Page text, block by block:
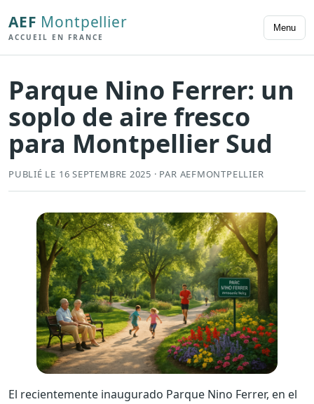
AEF Montpellier
ACCUEIL EN FRANCE
Menu
Parque Nino Ferrer: un
soplo de aire fresco
para Montpellier Sud
PUBLIÉ LE 16 SEPTEMBRE 2025 · PAR AEFMONTPELLIER
El recientemente inaugurado Parque Nino Ferrer, en el